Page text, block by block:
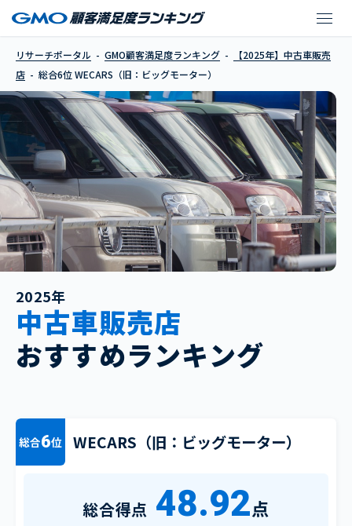
WECARS（旧：ビッグ
リサーチポータル GMO顧客満足度ランキング
【2025年】中古車販売
店
総合6位 WECARS（旧：ビッグモーター）
2025年
中古車販売店
おすすめランキング
総合6位 WECARS（旧：ビッグモーター）
総合得点 48.92点